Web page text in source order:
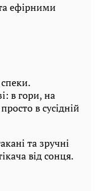
ефірними
в гори, на
в сусідній
та зручні
від сонця.